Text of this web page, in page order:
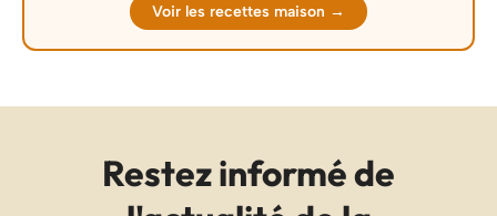
Voir les recettes maison →
Restez informé de